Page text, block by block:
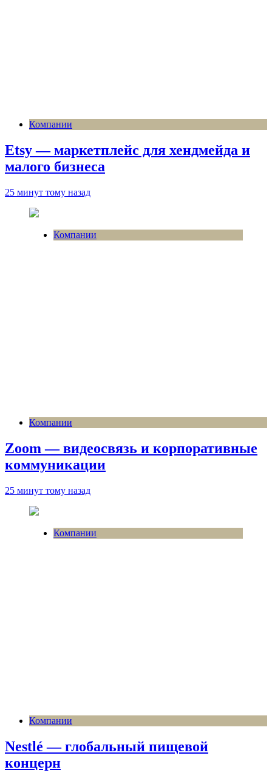
Компании
Etsy — маркетплейс для хендмейда и
малого бизнеса
25 минут тому назад
Компании
Компании
Zoom — видеосвязь и корпоративные
коммуникации
25 минут тому назад
Компании
Компании
Nestlé — глобальный пищевой
концерн